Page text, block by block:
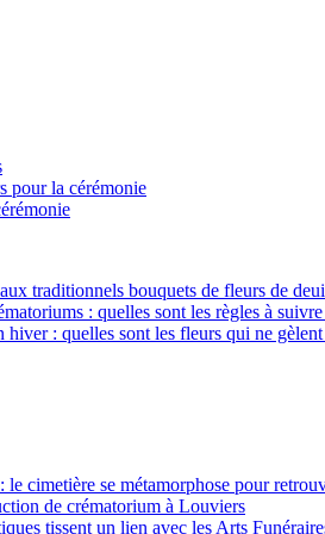
pour la cérémonie
traditionnels bouquets de fleurs de
: quelles sont les règles à
hiver : quelles sont les fleurs qui ne gèlent
le cimetière se métamorphose pour
de crématorium à Louviers
tissent un lien avec les Arts